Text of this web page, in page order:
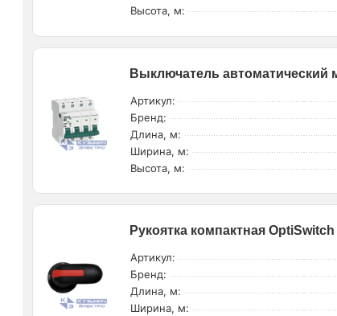
Высота, м:
Выключатель автоматический
Артикул:
Бренд:
Длина, м:
Ширина, м:
Высота, м:
Рукоятка компактная
Артикул:
Бренд:
Длина, м:
Ширина, м: